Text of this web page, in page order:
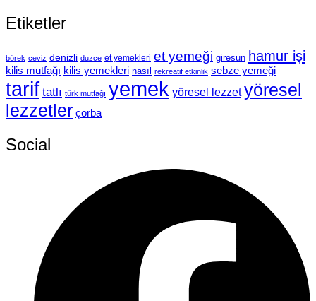
Etiketler
börek ceviz denizli duzce et yemekleri et yemeği giresun hamur işi
kilis mutfağı kilis yemekleri nasıl rekreatif etkinlik sebze yemeği
tarif tatlı türk mutfağı yemek yöresel lezzet yöresel
lezzetler çorba
Social